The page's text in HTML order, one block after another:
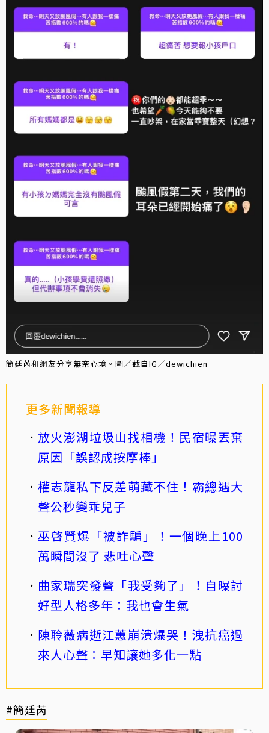
簡廷芮和網友分享無奈心境。圖／截自IG／dewichien
更多新聞報導
放火澎湖垃圾山找相機！民宿曝丟棄
原因「誤認成按摩棒」
權志龍私下反差萌藏不住！霸總遇大
聲公秒變乖兒子
巫啓賢爆「被詐騙」！一個晚上100
萬瞬間沒了 悲吐心聲
曲家瑞突發聲「我受夠了」！自曝討
好型人格多年：我也會生氣
陳聆薇病逝江蕙崩潰爆哭！洩抗癌過
來人心聲：早知讓她多化一點
#簡廷芮